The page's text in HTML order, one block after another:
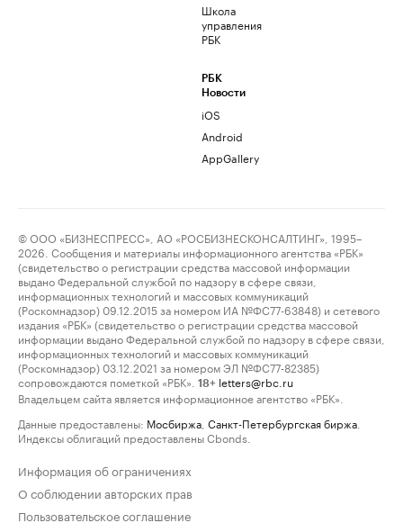
Школа
управления
РБК
РБК
Новости
iOS
Android
AppGallery
© ООО «БИЗНЕСПРЕСС», АО «РОСБИЗНЕСКОНСАЛТИНГ», 1995–
2026. Сообщения и материалы информационного агентства «РБК»
(свидетельство о регистрации средства массовой информации
выдано Федеральной службой по надзору в сфере связи,
информационных технологий и массовых коммуникаций
(Роскомнадзор) 09.12.2015 за номером ИА №ФС77-63848) и сетевого
издания «РБК» (свидетельство о регистрации средства массовой
информации выдано Федеральной службой по надзору в сфере связи,
информационных технологий и массовых коммуникаций
(Роскомнадзор) 03.12.2021 за номером ЭЛ №ФС77-82385)
сопровождаются пометкой «РБК».
18+ letters@rbc.ru
Владельцем сайта является информационное агентство «РБК».
Данные предоставлены: Мосбиржа Санкт-Петербургская биржа
Индексы облигаций предоставлены Cbonds.
Информация об ограничениях
О соблюдении авторских прав
Пользовательское соглашение